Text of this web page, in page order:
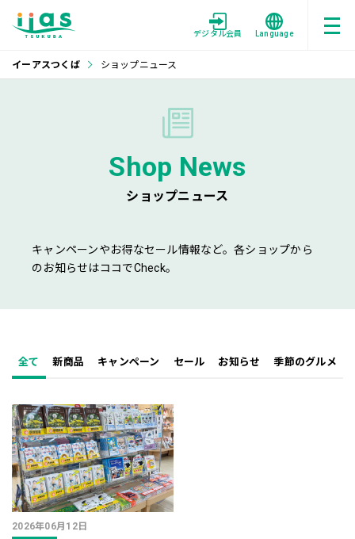
デジタル会員 Language
イーアスつくば ショップニュース
Shop News
ショップニュース
キャンペーンやお得なセール情報など。各ショップから
のお知らせはココでCheck。
全て 新商品 キャンペーン セール お知らせ 季節のグルメ
2026年06月12日